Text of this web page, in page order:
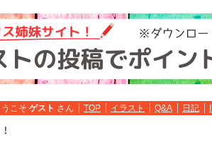
うこそ ゲスト さん TOP イラスト Q&A 日記